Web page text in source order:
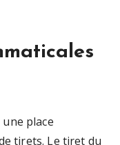
place
tirets. Le tiret du